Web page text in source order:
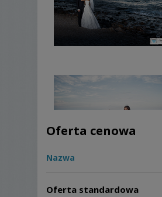
Oferta cenowa
Nazwa
Oferta standardowa